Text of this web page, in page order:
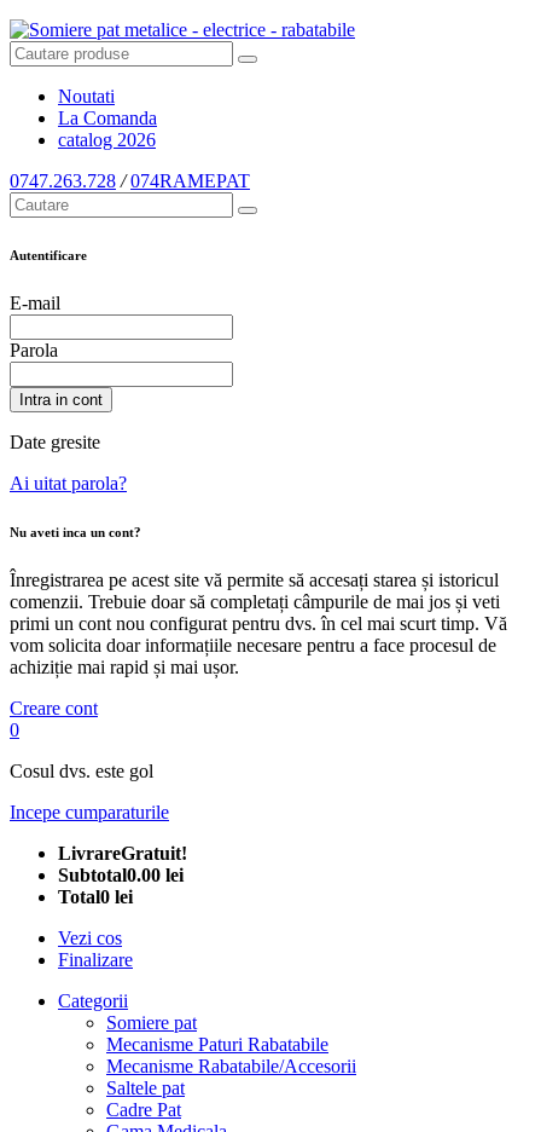
Noutati
La Comanda
catalog 2026
0747.263.728 / 074RAMEPAT
Autentificare
E-mail
Parola
Intra in cont
Date gresite
Ai uitat parola?
Nu aveti inca un cont?
Înregistrarea pe acest site vă permite să accesați starea și istoricul
comenzii. Trebuie doar să completați câmpurile de mai jos și veti
primi un cont nou configurat pentru dvs. în cel mai scurt timp. Vă
vom solicita doar informațiile necesare pentru a face procesul de
achiziție mai rapid și mai ușor.
Creare cont
0
Cosul dvs. este gol
Incepe cumparaturile
LivrareGratuit!
Subtotal0.00 lei
Total0 lei
Vezi cos
Finalizare
Categorii
Somiere pat
Mecanisme Paturi Rabatabile
Mecanisme Rabatabile/Accesorii
Saltele pat
Cadre Pat